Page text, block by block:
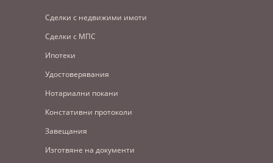
Сделки с недвижими имоти
Сделки с МПС
Ипотеки
Удостоверявания
Нотариални покани
Констативни протоколи
Завещания
Изготвяне на документи